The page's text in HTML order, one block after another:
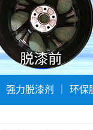
强力脱漆剂 环保